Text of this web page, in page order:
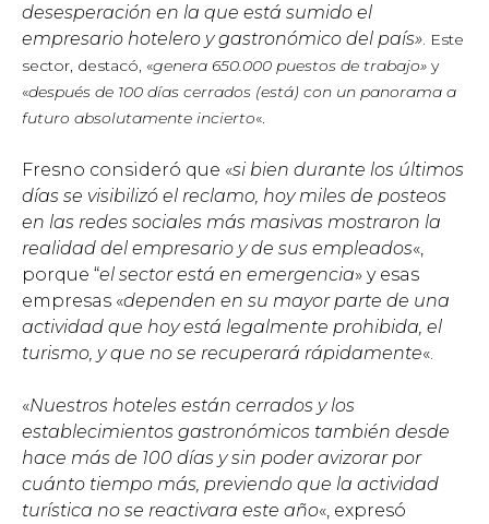
desesperación en la que está sumido el
empresario hotelero y gastronómico del país». Este
sector, destacó, «genera 650.000 puestos de trabajo» y
«después de 100 días cerrados (está) con un panorama a
futuro absolutamente incierto«.
Fresno consideró que «si bien durante los últimos
días se visibilizó el reclamo, hoy miles de posteos
en las redes sociales más masivas mostraron la
realidad del empresario y de sus empleados«,
porque “el sector está en emergencia» y esas
empresas «dependen en su mayor parte de una
actividad que hoy está legalmente prohibida, el
turismo, y que no se recuperará rápidamente«.
«Nuestros hoteles están cerrados y los
establecimientos gastronómicos también desde
hace más de 100 días y sin poder avizorar por
cuánto tiempo más, previendo que la actividad
turística no se reactivara este año«, expresó